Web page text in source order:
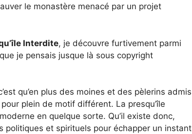
le monastère menacé par un projet
Interdite, je découvre furtivement parmi
je pensais jusque là sous copyright
qu’en plus des moines et des pèlerins admis
plein de motif différent. La presqu’île
en quelque sorte. Qu’il existe donc,
politiques et spirituels pour échapper un instant